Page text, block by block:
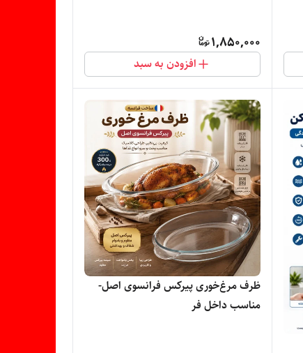
1,850,000
افزودن به سبد
ظرف مرغ‌خوری پیرکس فرانسوی اصل-
مناسب داخل فر